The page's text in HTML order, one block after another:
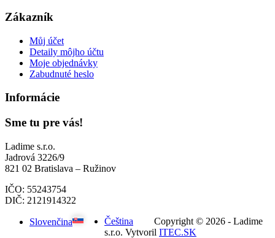
Zákazník
Můj účet
Detaily môjho účtu
Moje objednávky
Zabudnuté heslo
Informácie
Sme tu pre vás!
Ladime s.r.o.
Jadrová 3226/9
821 02 Bratislava – Ružinov
IČO: 55243754
DIČ: 2121914322
Slovenčina Čeština
Copyright © 2026 - Ladime
s.r.o. Vytvoril ITEC.SK